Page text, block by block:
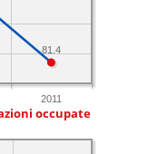
2011
81.4
occupate